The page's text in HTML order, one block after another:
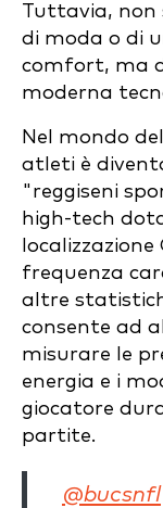
Tuttavia, non
di moda o di
comfort, ma
moderna
Nel mondo
atleti è
"reggiseni
high-tech
frequenza
altre
consente ad
misurare le
energia e i
giocatore
partite.
@bucsnfl